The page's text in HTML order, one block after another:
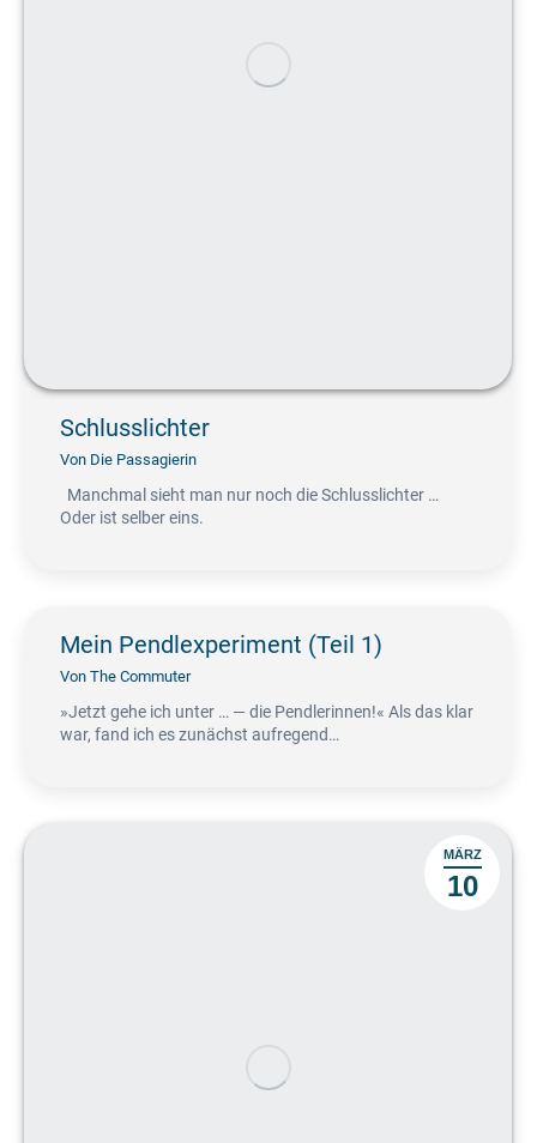
Schlusslichter
Von Die Passagierin
Manchmal sieht man nur noch die Schlusslichter …
Oder ist selber eins.
Mein Pendlexperiment (Teil 1)
Von The Commuter
»Jetzt gehe ich unter … — die Pendlerinnen!« Als das klar
war, fand ich es zunächst aufregend…
MÄRZ
10